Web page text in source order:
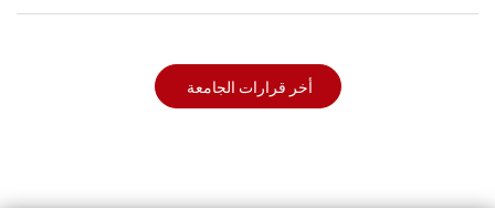
أخر قرارات الجامعة